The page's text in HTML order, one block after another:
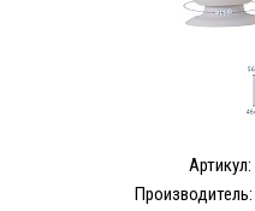
Артикул:
Производитель: